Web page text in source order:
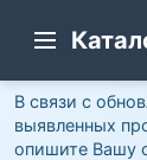
В связи с
выявленных
опишите Вашу